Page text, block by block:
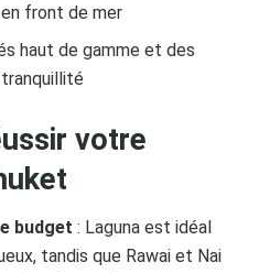
front de mer
haut de gamme et des
votre
budget : Laguna est idéal
tandis que Rawai et Nai